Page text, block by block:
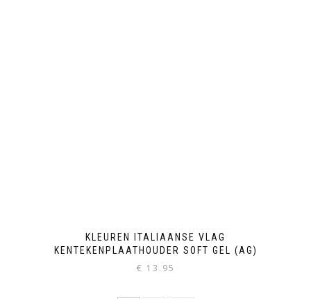
KLEUREN ITALIAANSE VLAG
KENTEKENPLAATHOUDER SOFT GEL (AG)
€ 13.95